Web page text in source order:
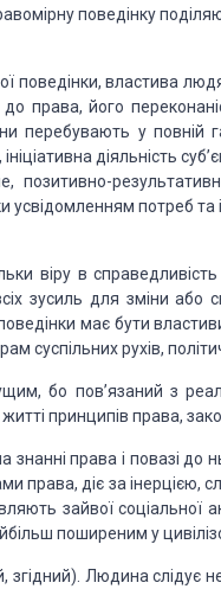
поведінку
по­ведінки, властива
до права, його
перебувають у повній
діяльність
позитивно-
усвідомленням потреб та
віру в
зусиль для зміни або
має бути
суспільних рухів,
бо пов’язаний з
принципів права,
знанні права і повазі до
права, діє за інерцією,
зайвої соціальної
поширеним у
згідний). Людина слідує